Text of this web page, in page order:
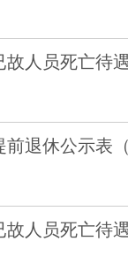
人员死亡待
退休公示表（
人员死亡待